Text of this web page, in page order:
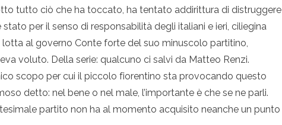
tutto ciò che ha toccato, ha tentato addirittura di distruggere
per il senso di responsabilità degli italiani e ieri, ciliegina
al governo Conte forte del suo minuscolo partitino,
voluto. Della serie: qualcuno ci salvi da Matteo Renzi.
scopo per cui il piccolo fiorentino sta provocando questo
detto: nel bene o nel male, l’importante è che se ne parli.
partito non ha al momento acquisito neanche un punto